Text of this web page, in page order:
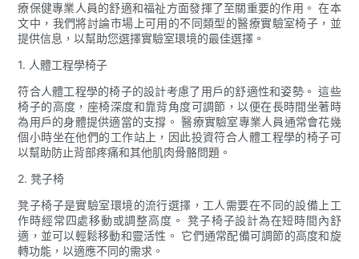
療保健專業人員的舒適和福祉方面發揮了至關重要的作用。 在本
文中，我們將討論市場上可用的不同類型的醫療實驗室椅子，並
提供信息，以幫助您選擇實驗室環境的最佳選擇。
1. 人體工程學椅子
符合人體工程學的椅子的設計考慮了用戶的舒適性和姿勢。 這些
椅子的高度，座椅深度和靠背角度可調節，以便在長時間坐著時
為用戶的身體提供適當的支撐。 醫療實驗室專業人員通常會花幾
個小時坐在他們的工作站上，因此投資符合人體工程學的椅子可
以幫助防止背部疼痛和其他肌肉骨骼問題。
2. 凳子椅
凳子椅子是實驗室環境的流行選擇，工人需要在不同的設備上工
作時經常四處移動或調整高度。 凳子椅子設計為在短時間內舒
適，並可以輕鬆移動和靈活性。 它們通常配備可調節的高度和旋
轉功能，以適應不同的需求。